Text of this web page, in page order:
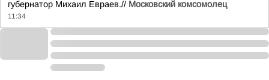
губернатор Михаил Евраев.// Московский комсомолец
11:34